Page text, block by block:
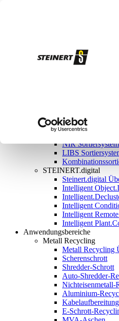
Überbandmagnete
Aushebemagnete
NIR
LIBS
STEINERT.digital
Steinert.digital
Intelligent
Intelligent
Intelligent
Intelligent
Anwendungsbereiche
Metall Recycling
Metall Recycling
Scherenschrott
Shredder-Schrott
Auto-Shredder-
Nichteisenmetall-
Aluminium-
Kabelaufbereitung
E-Schrott-